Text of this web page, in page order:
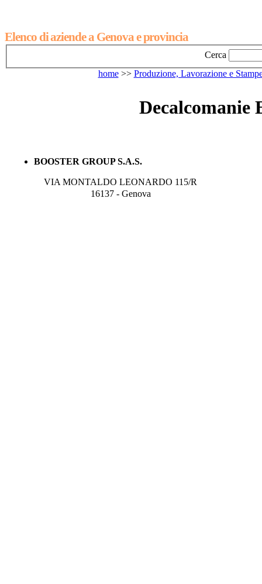
Elenco di aziende a Genova e provincia
Cerca
home>> Produzione, Lavorazione e
Decalcomanie
BOOSTER GROUP S.A.S.
VIA MONTALDO LEONARDO 115/R
16137 - Genova